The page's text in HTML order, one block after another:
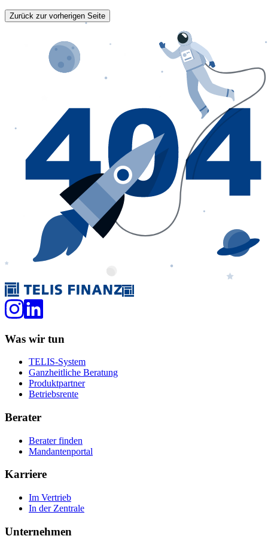
Zurück zur vorherigen Seite
Was wir tun
TELIS-System
Ganzheitliche Beratung
Produktpartner
Betriebsrente
Berater
Berater finden
Mandantenportal
Karriere
Im Vertrieb
In der Zentrale
Unternehmen